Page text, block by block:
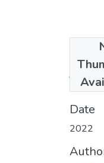
(1.25
Date
2022